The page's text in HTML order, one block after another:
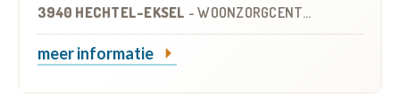
3940 HECHTEL-EKSEL -WOONZORGCENTRUM (WZC)
meer informatie